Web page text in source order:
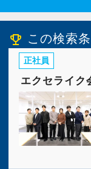
岩手県(2)
秋田県(2)
福島県 (2)
emoji_events この検索
正社員
エクセライク